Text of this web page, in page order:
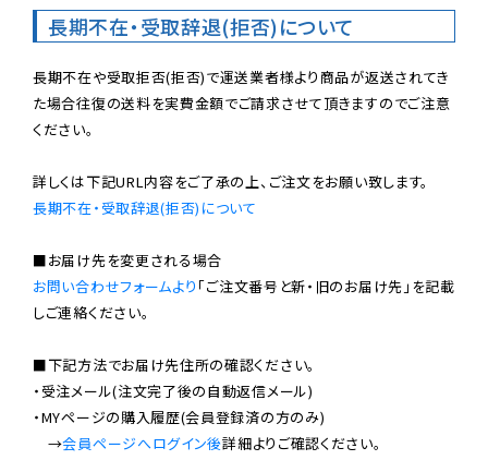
長期不在・受取辞退(拒否)について
長期不在や受取拒否(拒否)で運送業者様より商品が返送されてき
た場合往復の送料を実費金額でご請求させて頂きますのでご注意
ください。
長期不在・受取辞退(拒否)について
お問い合わせフォームより 「ご注文番号と新・旧のお届け先」を記載
しご連絡ください。
■下記方法でお届け先住所の確認ください。
・受注メール(注文完了後の自動返信メール)
・MYページの購入履歴(会員登録済の方のみ)
→会員ページへログイン後